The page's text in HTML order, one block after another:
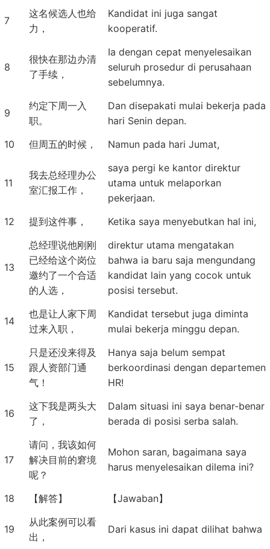
7
这名候选人也给
力，
Kandidat ini juga sangat
kooperatif.
8
很快在那边办清
了手续，
Ia dengan cepat menyelesaikan
seluruh prosedur di perusahaan
sebelumnya.
9
约定下周一入
职。
Dan disepakati mulai bekerja pada
hari Senin depan.
10
但周五的时候， Namun pada hari Jumat,
11
我去总经理办公
室汇报工作，
saya pergi ke kantor direktur
utama untuk melaporkan
pekerjaan.
12
提到这件事， Ketika saya menyebutkan hal ini,
13
总经理说他刚刚
已经给这个岗位
邀约了一个合适
的人选，
direktur utama mengatakan
bahwa ia baru saja mengundang
kandidat lain yang cocok untuk
posisi tersebut.
14
也是让人家下周
过来入职，
Kandidat tersebut juga diminta
mulai bekerja minggu depan.
15
只是还没来得及
跟人资部门通
气！
Hanya saja belum sempat
berkoordinasi dengan departemen
HR!
16
这下我是两头大
了，
Dalam situasi ini saya benar-benar
berada di posisi serba salah.
17
请问，我该如何
解决目前的窘境
呢？
Mohon saran, bagaimana saya
harus menyelesaikan dilema ini?
18 【解答】 【Jawaban】
19
从此案例可以看
出，
Dari kasus ini dapat dilihat bahwa